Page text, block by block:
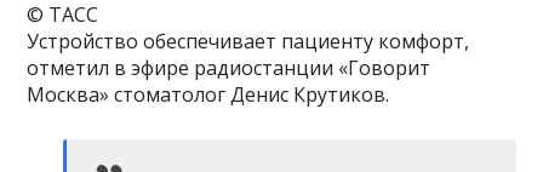
© ТАСС
Устройство обеспечивает пациенту комфорт,
отметил в эфире радиостанции «Говорит
Москва» стоматолог Денис Крутиков.